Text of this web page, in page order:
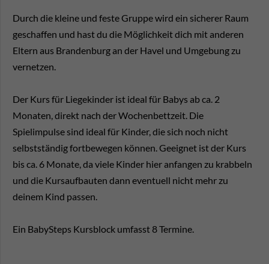
Durch die kleine und feste Gruppe wird ein sicherer Raum
geschaffen und hast du die Möglichkeit dich mit anderen
Eltern aus Brandenburg an der Havel und Umgebung zu
vernetzen.
Der Kurs für Liegekinder ist ideal für Babys ab ca. 2
Monaten, direkt nach der Wochenbettzeit. Die
Spielimpulse sind ideal für Kinder, die sich noch nicht
selbstständig fortbewegen können. Geeignet ist der Kurs
bis ca. 6 Monate, da viele Kinder hier anfangen zu krabbeln
und die Kursaufbauten dann eventuell nicht mehr zu
deinem Kind passen.
Ein BabySteps Kursblock umfasst 8 Termine.